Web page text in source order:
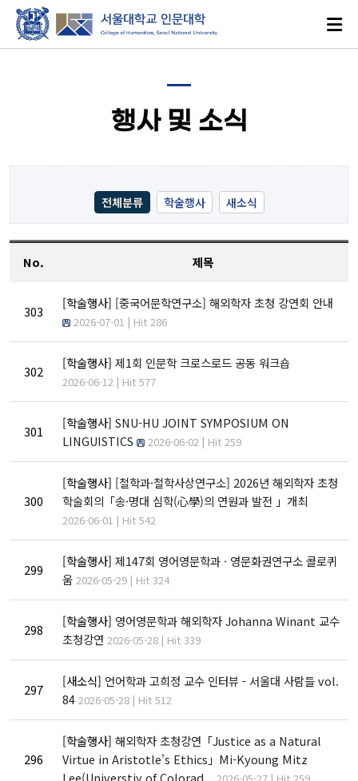
행사 및 소식
전체분류 학술행사 새소식
No. 제목
303
[학술행사] [중국어문학연구소] 해외학자 초청 강연회 안내
2026-07-01 | Hit 286
302
[학술행사] 제1회 인문학 크로스로드 공동 워크숍
2026-06-12 | Hit 577
301
[학술행사] SNU-HU JOINT SYMPOSIUM ON
LINGUISTICS
2026-06-02 | Hit 259
300
[학술행사] [철학과·철학사상연구소] 2026년 해외학자 초청
학술회의「송·명대 심학(心學)의 연원과 발전 」개최
2026-06-01 | Hit 542
299
[학술행사] 제147회 영어영문학과 · 영문화권연구소 콜로퀴
움 2026-05-29 | Hit 324
298
[학술행사] 영어영문학과 해외학자 Johanna Winant 교수
초청강연 2026-05-28 | Hit 339
297
[새소식] 언어학과 고희정 교수 인터뷰 - 서울대 사람들 vol.
84 2026-05-28 | Hit 512
296
[학술행사] 해외학자 초청강연「Justice as a Natural
Virtue in Aristotle's Ethics」Mi-Kyoung Mitz
Lee(Universtiy of Colorad...
ENGLISH
대학소개
인문학이란?
인문대학 발자취
개관
인문대학 역사기록
학장인사말
학장 연설문
역대학장
조직도
캠퍼스안내
인문대학 규정집
교육과정
학과(부)
국어국문학과
중어중문학과
불어불문학과
독어독문학과
역사학부
역사학부(한국사학
전공)
역사학부(동양사학
전공)
고고미술사학과(미
고고미술사학과(고
고학 전공)
철학과